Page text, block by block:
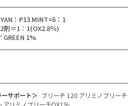
：P13 MINT=6：1
剤＝1：1(OX2.8％)
GREEN 1%
サポート＞ ブリーチ 120 アリミノブリーチ